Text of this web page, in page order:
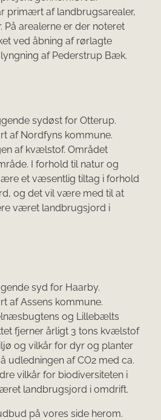
primært af landbrugsarealer,
arealerne er der noteret
ved åbning af rørlagte
af Pederstrup Bæk.
sydøst for Otterup.
af Nordfyns kommune.
af kvælstof. Området
I forhold til natur og
et væsentlig tiltag i forhold
og det vil være med til at
været landbrugsjord i
syd for Haarby.
af Assens kommune.
og Lillebælts
fjerner årligt 3 tons kvælstof
og vilkår for dyr og planter
udledningen af CO2 med ca.
vilkår for biodiversiteten i
landbrugsjord i omdrift.
på vores side herom.